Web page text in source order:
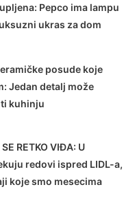
Pepco ima lampu
ukras za dom
posude koje
Jedan detalj može
kuhinju
RETKO VIĐA: U
redovi ispred LIDL-a,
koje smo mesecima